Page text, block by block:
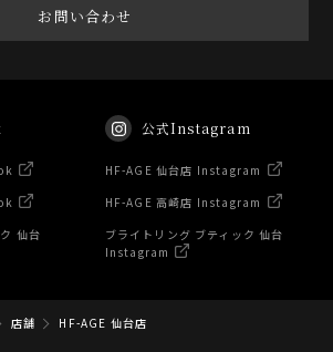
お問い合わせ
仙台
公式Instagram
HF-AGE 仙台店 Instagram
HF-AGE 高崎店 Instagram
ブライトリング ブティック 仙台
Instagram
店舗 HF-AGE 仙台店